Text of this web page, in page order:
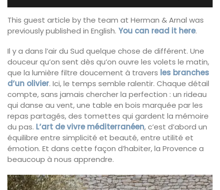
This guest article by the team at Herman & Arnal was
previously published in English. You can read it here.
Il y a dans l’air du Sud quelque chose de différent. Une
douceur qu’on sent dès qu’on ouvre les volets le matin,
que la lumière filtre doucement à travers les branches
d’un olivier. Ici, le temps semble ralentir. Chaque détail
compte, sans jamais chercher la perfection : un rideau
qui danse au vent, une table en bois marquée par les
repas partagés, des tomettes qui gardent la mémoire
du pas. L’art de vivre méditerranéen, c’est d’abord un
équilibre entre simplicité et beauté, entre utilité et
émotion. Et dans cette façon d’habiter, la Provence a
beaucoup à nous apprendre.